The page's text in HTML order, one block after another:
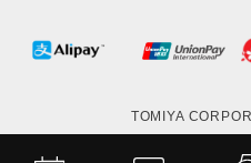
TOMIYA